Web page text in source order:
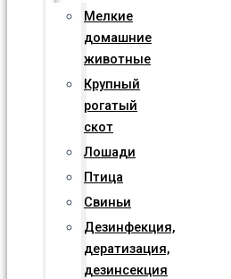
Мелкие
домашние
животные
Крупный
рогатый
скот
Лошади
Птица
Свиньи
Дезинфекция,
дератизация,
дезинсекция